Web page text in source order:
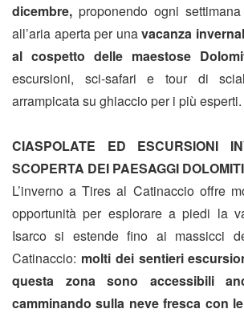
dicembre, proponendo ogni
all’aria aperta per unavacanza
al cospetto delle maestose
escursioni, sci-safari e tour di
arrampicata su ghiaccio per i più esperti.
CIASPOLATE ED ESCURSIONI
SCOPERTA DEI PAESAGGI
L’inverno a Tires al Catinaccio offre
opportunità per esplorare a piedi la
Isarco si estende fino ai massicci
Catinaccio: molti dei sentieri
questa zona sono accessibili
camminando sulla neve fresca con